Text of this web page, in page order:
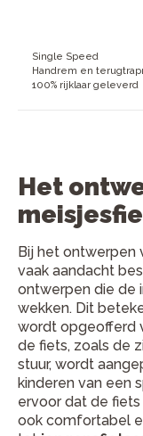
Single Speed
Handrem en
100% rijklaar geleverd
Het
Bij het ontwerpen
vaak aandacht
ontwerpen die de
wekken. Dit
wordt opgeofferd
de fiets, zoals de
stuur, wordt
kinderen van een
ervoor dat de fiets
ook comfortabel